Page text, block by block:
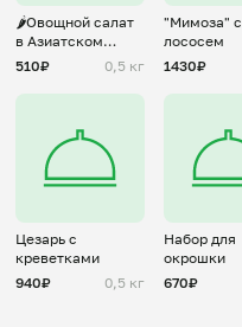
🌶️Овощной салат
в Азиатском
стиле
510₽ 0,5 кг
"Мимоза" с
лососем
1430₽
Цезарь с
креветками
940₽
0,5 кг
Набор для
окрошки
670₽